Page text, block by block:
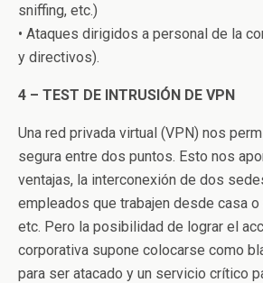
sniffing, etc.)
• Ataques dirigidos a personal de la
y directivos).
4 – TEST DE INTRUSIÓN DE VPN
Una red privada virtual (VPN) nos
segura entre dos puntos. Esto nos
ventajas, la interconexión de dos
empleados que trabajen desde casa o
etc. Pero la posibilidad de lograr el
corporativa supone colocarse como
para ser atacado y un servicio crítico